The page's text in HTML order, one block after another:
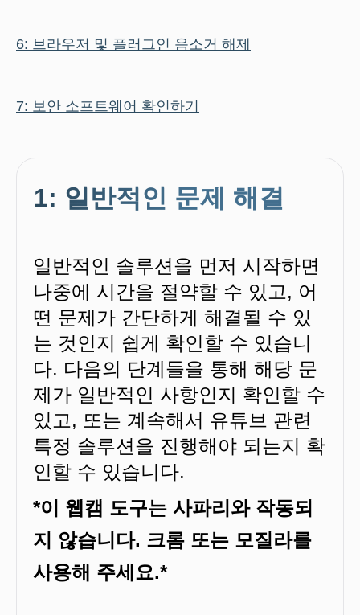
6: 브라우저 및 플러그인 음소거 해제
7: 보안 소프트웨어 확인하기
1: 일반적인 문제 해결
일반적인 솔루션을 먼저 시작하면
나중에 시간을 절약할 수 있고, 어
떤 문제가 간단하게 해결될 수 있
는 것인지 쉽게 확인할 수 있습니
다. 다음의 단계들을 통해 해당 문
제가 일반적인 사항인지 확인할 수
있고, 또는 계속해서 유튜브 관련
특정 솔루션을 진행해야 되는지 확
인할 수 있습니다.
*이 웹캠 도구는 사파리와 작동되
지 않습니다. 크롬 또는 모질라를
사용해 주세요.*